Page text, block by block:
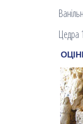
Цедра